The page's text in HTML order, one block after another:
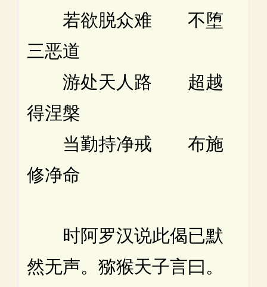
若欲脱众难 不堕
三恶道
游处天人路 超越
得涅槃
当勤持净戒 布施
修净命
时阿罗汉说此偈已默
然无声。猕猴天子言曰。